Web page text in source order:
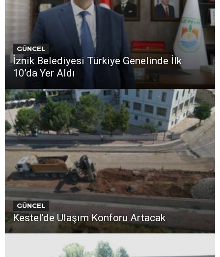
GÜNCEL
İznik Belediyesi Türkiye Genelinde İlk
10’da Yer Aldı
GÜNCEL
Kestel’de Ulaşım Konforu Artacak